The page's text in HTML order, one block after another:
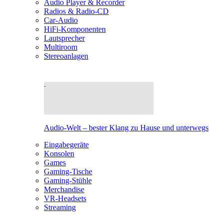
Audio Player & Recorder
Radios & Radio-CD
Car-Audio
HiFi-Komponenten
Lautsprecher
Multiroom
Stereoanlagen
Audio-Welt – bester Klang zu Hause und unterwegs
Eingabegeräte
Konsolen
Games
Gaming-Tische
Gaming-Stühle
Merchandise
VR-Headsets
Streaming